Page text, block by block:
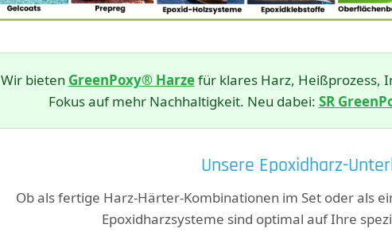
Wir bieten GreenPoxy® Harzefür klares Harz, Heißprozess,
Fokus auf mehr Nachhaltigkeit. Neu dabei: SR
Unsere Epoxidharz-
Ob als fertige Harz-Härter-Kombinationen im Set oder als
Epoxidharzsysteme sind optimal auf Ihre